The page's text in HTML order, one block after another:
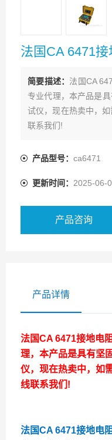
法国CA 6471
简要描述： 法国CA
专业代理，本产品是
试仪，现在热卖中，
联系我们!
产品型号： ca6471
更新时间： 2025-06-
产品咨询
产品详情
法国CA 6471接地电
理，本产品是具有坚
仪，现在热卖中，如
线联系我们!
法国CA 6471接地电